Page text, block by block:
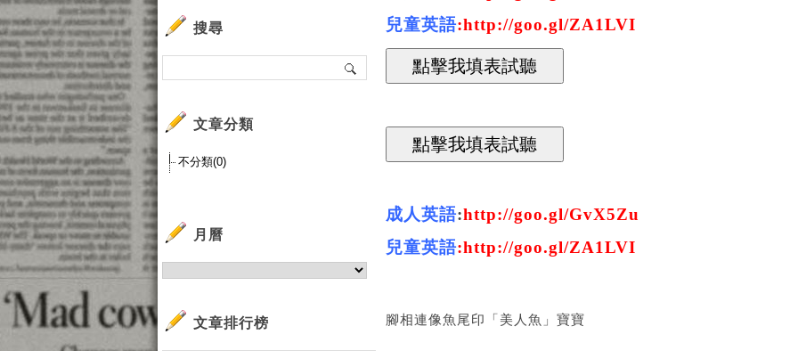
兒童英語:http://goo.gl/ZA1LVI
成人英語:http://goo.gl/GvX5Zu
兒童英語:http://goo.gl/ZA1LVI
腳相連像魚尾印「美人魚」寶寶
搜尋
文章分類
不分類(0)
月曆
文章排行榜